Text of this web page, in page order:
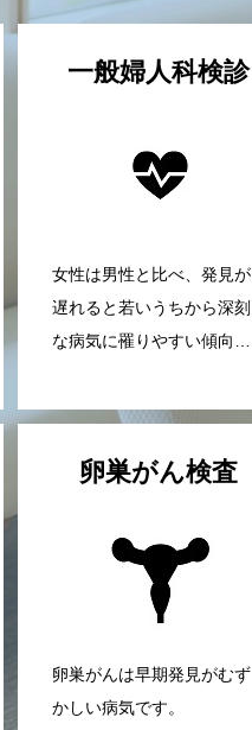
一般婦人科検診
女性は男性と比べ、発見が
遅れると若いうちから深刻
な病気に罹りやすい傾向が
卵巣がん検査
卵巣がんは早期発見がむず
かしい病気です。